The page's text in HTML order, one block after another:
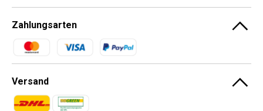
Zahlungsarten
Zahlungsmethoden
Versand
Zahlungsmethoden